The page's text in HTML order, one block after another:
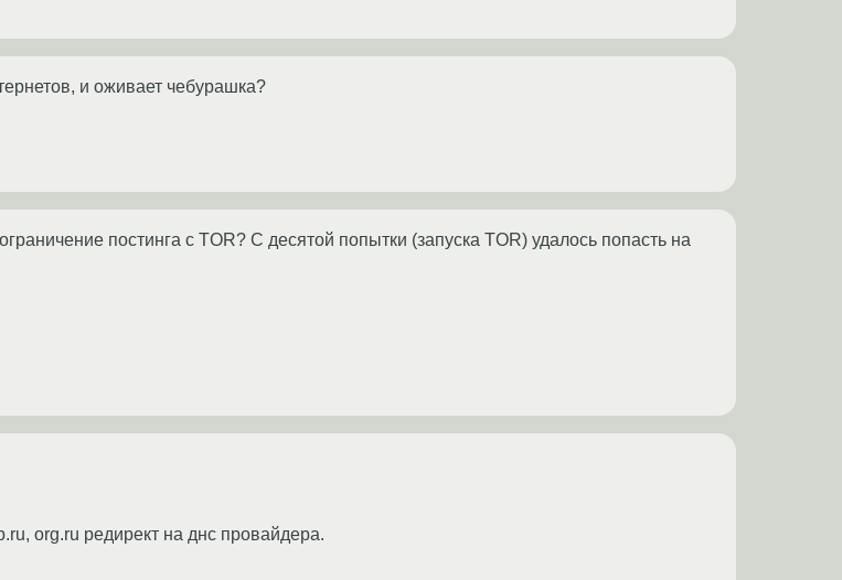
и оживает чебурашка?
постинга с TOR? С десятой попытки (запуска TOR) удалось попасть на
org.ru редирект на днс провайдера.